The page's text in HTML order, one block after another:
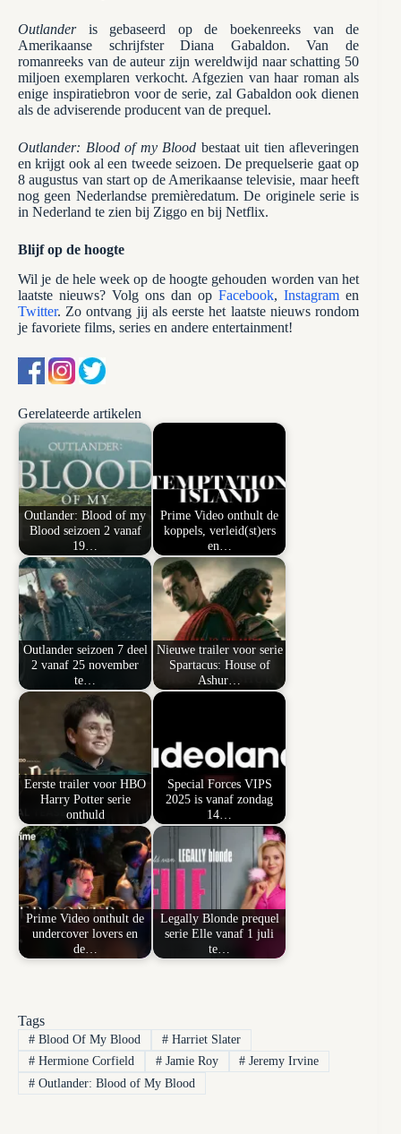
Outlanderis gebaseerd op de boekenreeks van de
Amerikaanse schrijfster Diana Gabaldon. Van de
romanreeks van de auteur zijn wereldwijd naar schatting 50
miljoen exemplaren verkocht. Afgezien van haar roman als
enige inspiratiebron voor de serie, zal Gabaldon ook dienen
als de adviserende producent van de prequel.
Outlander: Blood of my Blood bestaat uit tien afleveringen
en krijgt ook al een tweede seizoen. De prequelserie gaat op
8 augustus van start op de Amerikaanse televisie, maar heeft
nog geen Nederlandse premièredatum. De originele serie is
in Nederland te zien bij Ziggo en bij Netflix.
Blijf op de hoogte
Wil je de hele week op de hoogte gehouden worden van het
laatste nieuws? Volg ons dan opFacebook,Instagramen
Twitter. Zo ontvang jij als eerste het laatste nieuws rondom
je favoriete films, series en andere entertainment!
Gerelateerde artikelen
Outlander: Blood of my
Blood seizoen 2 vanaf
19…
Prime Video onthult de
koppels, verleid(st)ers
en…
Outlander seizoen 7 deel
2 vanaf 25 november
te…
Nieuwe trailer voor serie
Spartacus: House of
Ashur…
Eerste trailer voor HBO
Harry Potter serie
onthuld
Special Forces VIPS
2025 is vanaf zondag
14…
Prime Video onthult de
undercover lovers en
de…
Legally Blonde prequel
serie Elle vanaf 1 juli
te…
Tags
#Blood Of My Blood #Harriet Slater
#Hermione Corfield #Jamie Roy # Jeremy Irvine
#Outlander: Blood of My Blood